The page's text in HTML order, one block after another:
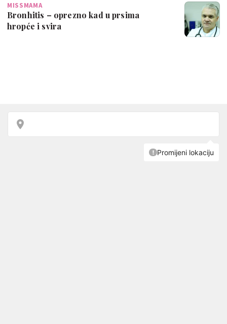
MISSMAMA
Bronhitis – oprezno kad u prsima
hropće i svira